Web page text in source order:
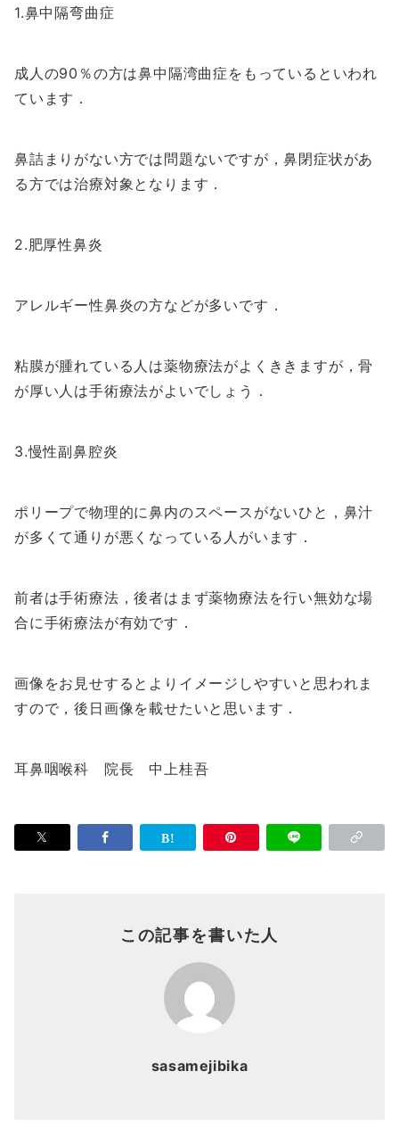
1.鼻中隔弯曲症
成人の90％の方は鼻中隔湾曲症をもっているといわれ
ています．
鼻詰まりがない方では問題ないですが，鼻閉症状があ
る方では治療対象となります．
2.肥厚性鼻炎
アレルギー性鼻炎の方などが多いです．
粘膜が腫れている人は薬物療法がよくききますが，骨
が厚い人は手術療法がよいでしょう．
3.慢性副鼻腔炎
ポリープで物理的に鼻内のスペースがないひと，鼻汁
が多くて通りが悪くなっている人がいます．
前者は手術療法，後者はまず薬物療法を行い無効な場
合に手術療法が有効です．
画像をお見せするとよりイメージしやすいと思われま
すので，後日画像を載せたいと思います．
耳鼻咽喉科 院長 中上桂吾
この記事を書いた人
sasamejibika